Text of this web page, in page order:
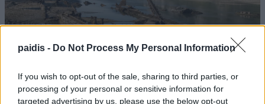
paidis - Do Not Process My Personal Information
If you wish to opt-out of the sale, sharing to third parties, or
processing of your personal or sensitive information for
targeted advertising by us, please use the below opt-out
χαμηλά, που αναδύθηκαν πλοία του Β΄
Παγκοσμίου Πολέμου